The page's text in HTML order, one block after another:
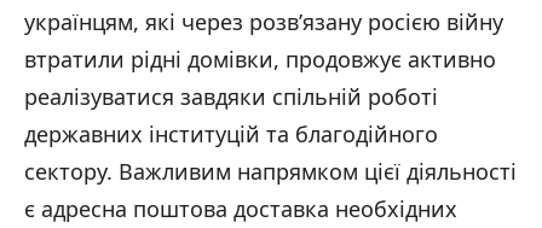
українцям, які через розв’язану росією війну
втратили рідні домівки, продовжує активно
реалізуватися завдяки спільній роботі
державних інституцій та благодійного
сектору. Важливим напрямком цієї діяльності
є адресна поштова доставка необхідних